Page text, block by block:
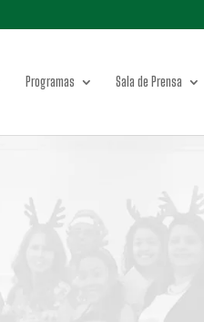
Programas Sala de Prensa